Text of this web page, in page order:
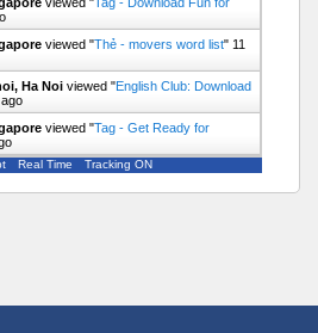
viewed "Thẻ - movers word list" 11
Ha Noi viewed "English Club: Download
viewed "Tag - Get Ready for
Real Time Tracking ON